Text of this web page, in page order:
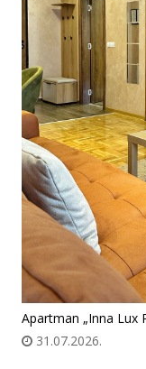
Apartman „Inna Lux
31.07.2026.